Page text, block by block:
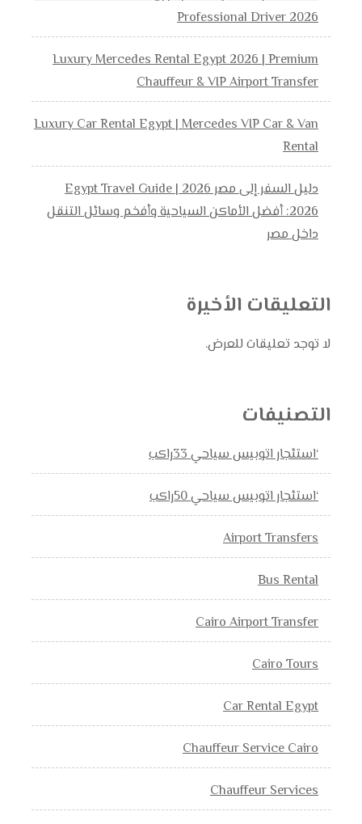
Professional Driver 2026
Luxury Mercedes Rental Egypt 2026 | Premium
Chauffeur & VIP Airport Transfer
Luxury Car Rental Egypt | Mercedes VIP Car & Van
Rental
دليل السفر إلى مصر 2026 | Egypt Travel Guide
2026: أفضل الأماكن السياحية وأفخم وسائل التنقل
داخل مصر
التعليقات الأخيرة
لا توجد تعليقات للعرض.
التصنيفات
‘استئجار اتوبيس سياحي 33راكب
‘استئجار اتوبيس سياحي 50راكب
Airport Transfers
Bus Rental
Cairo Airport Transfer
Cairo Tours
Car Rental Egypt
Chauffeur Service Cairo
Chauffeur Services